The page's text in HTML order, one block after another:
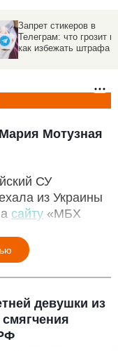
Запрет стикеров в
Телеграм: что грозит и
как избежать штрафа
Мотузная
СУ
из Украины
сайту «МБХ
девушки из